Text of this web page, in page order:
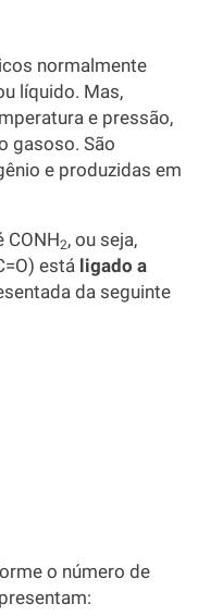
normalmente
líquido. Mas,
e pressão,
gasoso. São
e produzidas em
CONH2, ou seja,
está ligado a
da seguinte
o número de